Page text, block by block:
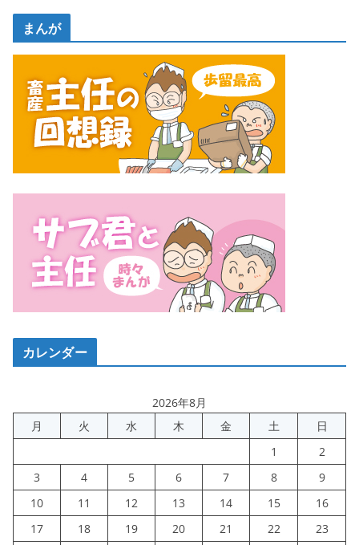
まんが
カレンダー
2026年8月
月
火 水 木 金 土
日
1
2
3
4 5 6 7 8
9
10
11 12 13 14 15
16
17
18 19 20 21 22
23